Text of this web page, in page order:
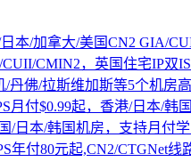
日本/加拿大/美国CN2 GIA/
CMIN2，英国住宅IP双
丹佛/拉斯维加斯等5个机房
月付$0.99起，香港/日本/韩
/日本/韩国机房，支持月付
年付80元起,CN2/CTGNet线